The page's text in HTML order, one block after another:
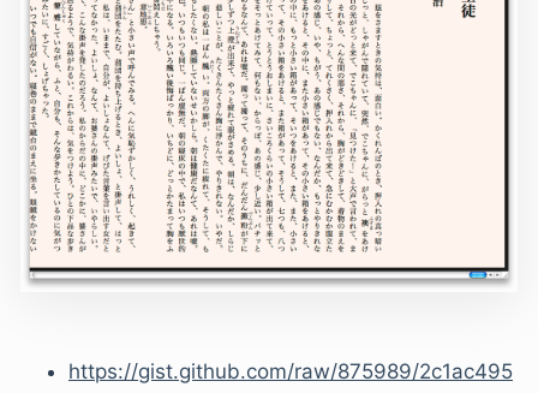
https://gist.github.com/raw/875989/2c1ac495